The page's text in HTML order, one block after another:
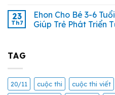
23
Th7
Ehon Cho Bé 3-6
Giúp Trẻ Phát Triển
TAG
20/11 cuộc thi cuộc thi viết